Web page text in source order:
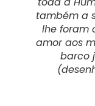
também a
lhe foram
amor aos
barco